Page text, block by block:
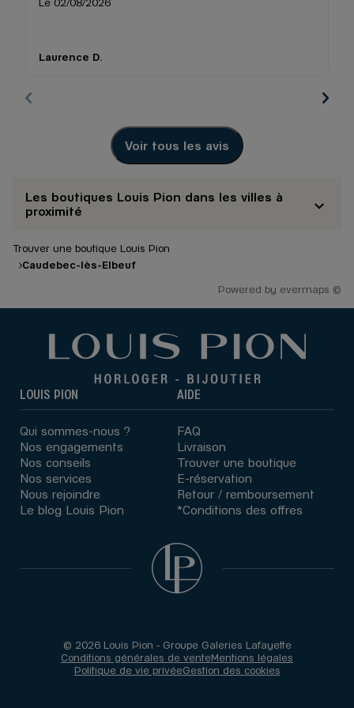
Laurence D.
Voir tous les avis
Les boutiques Louis Pion dans les villes à
proximité
Trouver une boutique Louis Pion
Caudebec-lès-Elbeuf
Powered by evermaps ©
LOUIS PION
Qui sommes-nous ?
Nos engagements
Nos conseils
Nos services
Nous rejoindre
Le blog Louis Pion
AIDE
FAQ
Livraison
Trouver une boutique
E-réservation
Retour / remboursement
*Conditions des offres
© 2026 Louis Pion - Groupe Galeries Lafayette
Conditions générales de venteMentions légales
Politique de vie privéeGestion des cookies